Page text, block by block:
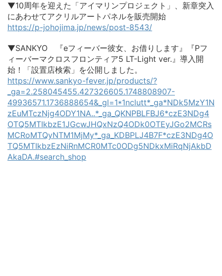
▼10周年を迎えた「アイマリンプロジェクト」、新章突入
にあわせてアクリルアートパネルを販売開始
https://p-johojima.jp/news/post-8543/
▼SANKYO 『eフィーバー彼女、お借りします』『Pフ
ィーバーマクロスフロンティア5 LT-Light ver.』導入開
始！「設置店検索」を公開しました。
https://www.sankyo-fever.jp/products/?
_ga=2.258045455.427326605.1748808907-
49936571.1736888654&_gl=1*1nclutt*_ga*NDk5MzY1N
zEuMTczNjg4ODY1NA..*_ga_QKNPBLFBJ6*czE3NDg4
OTQ5MTIkbzE1JGcwJHQxNzQ4ODk0OTEyJGo2MCRs
MCRoMTQyNTM1MjMy*_ga_KDBPLJ4B7F*czE3NDg4O
TQ5MTIkbzEzNiRnMCR0MTc0ODg5NDkxMiRqNjAkbD
AkaDA.#search_shop